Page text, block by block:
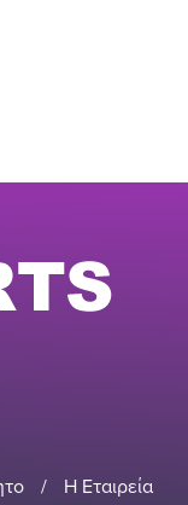
/ Η Εταιρεία